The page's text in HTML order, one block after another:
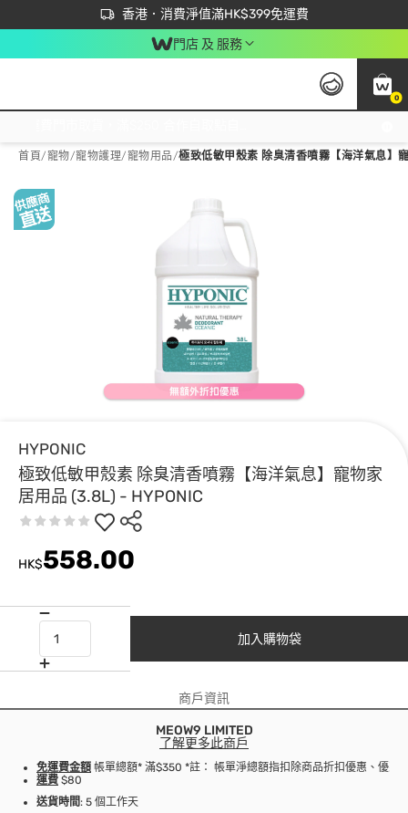
香港．消費淨值滿HK$399免運費
立即成為易賞錢會員盡享獨家優惠
首次APP下單買滿$450 輸入 NEWAPP 即減$50
門店 及 服務
0
首頁/寵物/寵物護理/寵物用品/極致低敏甲殼素 除臭清香噴霧【海洋氣息
HYPONIC
極致低敏甲殼素 除臭清香噴霧【海洋氣息】寵物家
居用品 (3.8L) - HYPONIC
HK$558.00
加入購物袋
商戶資訊
MEOW9 LIMITED
了解更多此商戶
免運費金額 帳單總額* 滿$350 *註： 帳單淨總額指扣除商品折扣優惠、優惠
運費 $80
送貨時間: 5 個工作天